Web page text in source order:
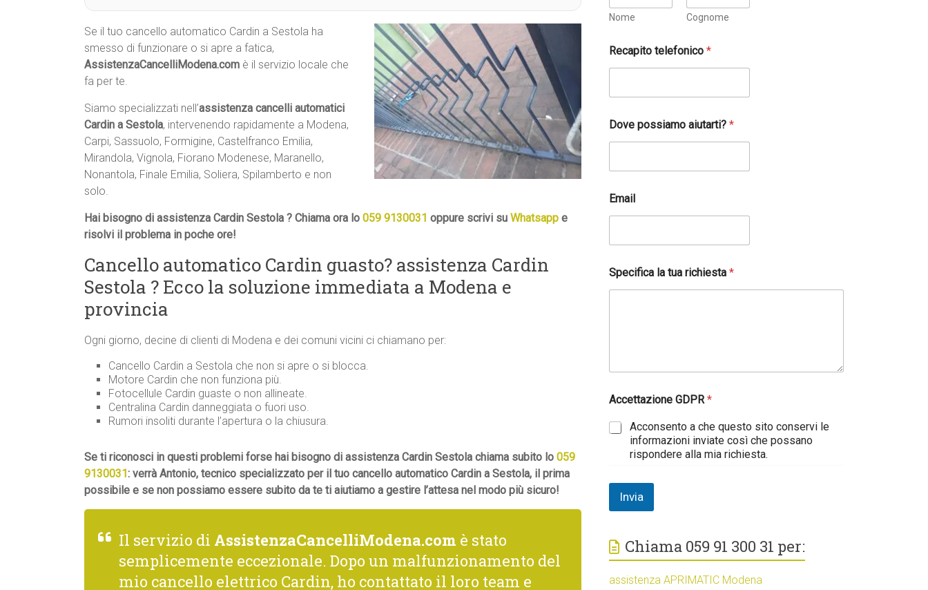
Se il tuo cancello automatico Cardin a Sestola ha
smesso di funzionare o si apre a fatica,
AssistenzaCancelliModena.com è il servizio locale che
fa per te.
Siamo specializzati nell’assistenza cancelli automatici
Cardin a Sestola, intervenendo rapidamente a Modena,
Carpi, Sassuolo, Formigine, Castelfranco Emilia,
Mirandola, Vignola, Fiorano Modenese, Maranello,
Nonantola, Finale Emilia, Soliera, Spilamberto e non
solo.
Hai bisogno di assistenza Cardin Sestola ? Chiama ora lo 059 9130031 oppure scrivi su Whatsapp e
risolvi il problema in poche ore!
Cancello automatico Cardin guasto? assistenza Cardin
Sestola ? Ecco la soluzione immediata a Modena e
provincia
Ogni giorno, decine di clienti di Modena e dei comuni vicini ci chiamano per:
Cancello Cardin a Sestola che non si apre o si blocca.
Motore Cardin che non funziona più.
Fotocellule Cardin guaste o non allineate.
Centralina Cardin danneggiata o fuori uso.
Rumori insoliti durante l’apertura o la chiusura.
Se ti riconosci in questi problemi forse hai bisogno di assistenza Cardin Sestola chiama subito lo 059
9130031 : verrà Antonio, tecnico specializzato per il tuo cancello automatico Cardin a Sestola, il prima
possibile e se non possiamo essere subito da te ti aiutiamo a gestire l’attesa nel modo più sicuro!
Il servizio di AssistenzaCancelliModena.com è stato
semplicemente eccezionale. Dopo un malfunzionamento del
mio cancello elettrico Cardin, ho contattato il loro team e
Nome Cognome
Recapito telefonico*
Dove possiamo aiutarti?*
N
o
e
Email
Specifica la tua richiesta*
Accettazione GDPR*
Acconsento a che questo sito conservi le
informazioni inviate così che possano
rispondere alla mia richiesta.
Invia
Chiama 059 91 300 31 per:
assistenza APRIMATIC Modena